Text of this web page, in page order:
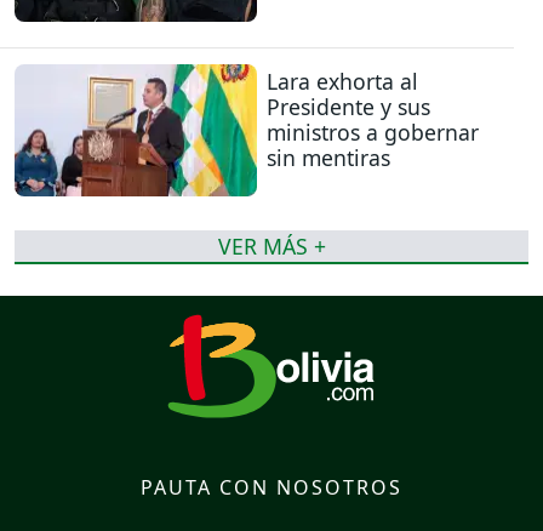
Lara exhorta al
Presidente y sus
ministros a gobernar
sin mentiras
VER MÁS +
PAUTA CON NOSOTROS